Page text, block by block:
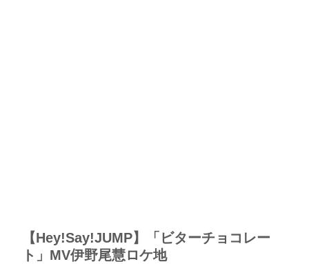
【Hey!Say!JUMP】「ビターチョコレー
ト」MV伊野尾慧ロケ地